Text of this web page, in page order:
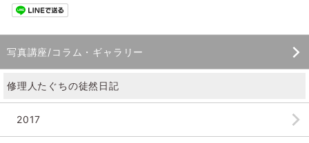
写真講座/コラム・ギャラリー
修理人たぐちの徒然日記
2017